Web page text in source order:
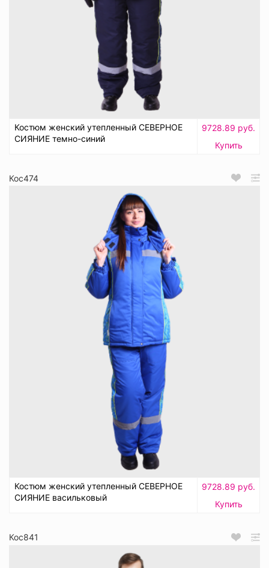
Костюм женский утепленный СЕВЕРНОЕ
СИЯНИЕ темно-синий
9728.89 руб.
Купить
Кос474
Костюм женский утепленный СЕВЕРНОЕ
СИЯНИЕ васильковый
9728.89 руб.
Купить
Кос841